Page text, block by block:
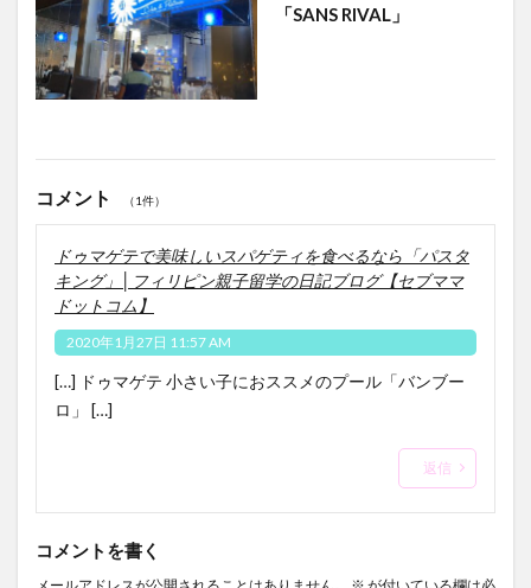
「SANS RIVAL」
コメント （1件）
ドゥマゲテで美味しいスパゲティを食べるなら「パスタ
キング」│フィリピン親子留学の日記ブログ【セブママ
ドットコム】
2020年1月27日 11:57 AM
[…] ドゥマゲテ 小さい子におススメのプール「バンブー
ロ」 […]
返信
コメントを書く